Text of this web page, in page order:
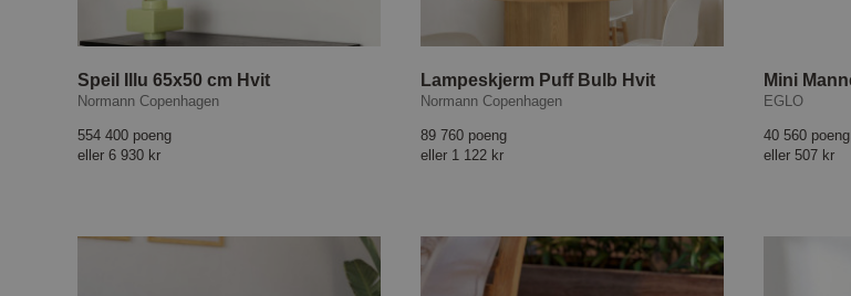
Speil Illu 65x50 cm Hvit
Normann Copenhagen
554 400 poeng
eller 6 930 kr
Lampeskjerm Puff Bulb Hvit
Normann Copenhagen
89 760 poeng
eller 1 122 kr
EGLO
40 560 poeng
eller 507 kr